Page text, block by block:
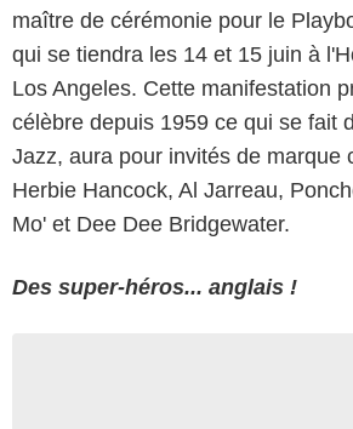
maître de cérémonie pour le
qui se tiendra les 14 et 15 juin à
Los Angeles. Cette manifestation
célèbre depuis 1959 ce qui se fait
Jazz, aura pour invités de marque
Herbie Hancock, Al Jarreau,
Mo' et Dee Dee Bridgewater.
Des super-héros... anglais !